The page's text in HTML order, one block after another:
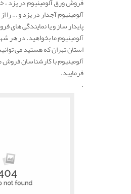
آلومینیوم آجدار در یزد و … را
پایدار ساز و یا نمایندگی های
آلومینیوم ما بخواهید. در هر
استان تهران که هستید می
آلومینیوم با کارشناسان
فرمایید.
.